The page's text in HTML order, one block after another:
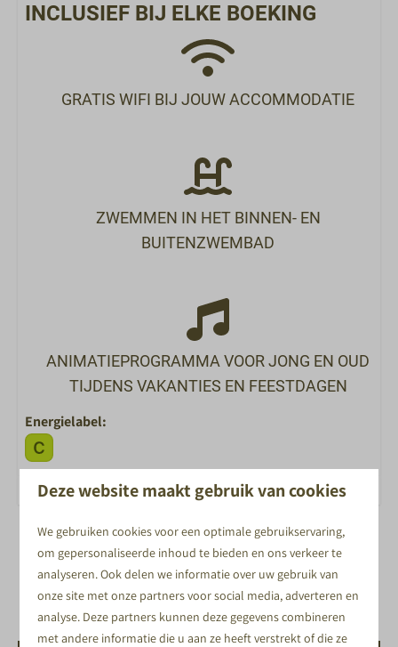
Peuterbad
Animatieteam in de vakanties
Fietsverhuur
ETEN EN DRINKEN
Restaurant Nest
Ontbijtbuffet
Snackbar
INCLUSIEF BIJ ELKE BOEKING
GRATIS WIFI BIJ JOUW ACCOMMODATIE
ZWEMMEN IN HET BINNEN- EN
BUITENZWEMBAD
ANIMATIEPROGRAMMA VOOR JONG EN OUD
TIJDENS VAKANTIES EN FEESTDAGEN
Energielabel:
Autovrij verblijf
Ruime tuin
Centrale verwarming
Deze website maakt gebruik van cookies
We gebruiken cookies voor een optimale gebruikservaring,
om gepersonaliseerde inhoud te bieden en ons verkeer te
analyseren. Ook delen we informatie over uw gebruik van
onze site met onze partners voor social media, adverteren en
analyse. Deze partners kunnen deze gegevens combineren
met andere informatie die u aan ze heeft verstrekt of die ze